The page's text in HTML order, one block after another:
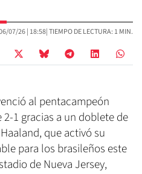
07/26 | 18:58| TIEMPO DE LECTURA: 1 MIN.
al pentacampeón
1 gracias a un doblete de
que activó su
para los brasileños este
de Nueva Jersey,